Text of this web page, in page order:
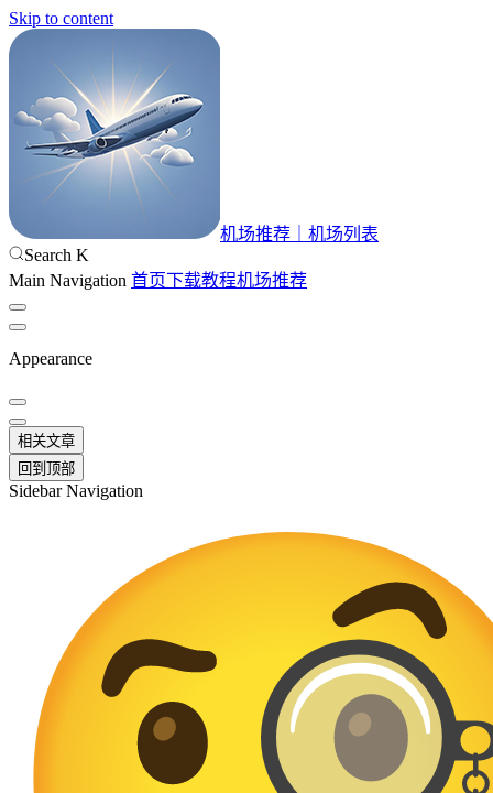
Skip to content
机场推荐｜机场列表
Search K
Main Navigation 首页下载教程机场推荐
Appearance
相关文章
回到顶部
Sidebar Navigation